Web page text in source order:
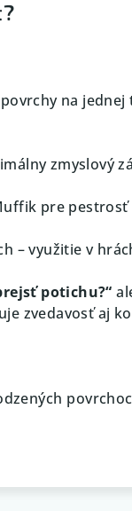
na jednej
zmyslový
pre pestrosť
– využitie v
potichu?“
zvedavosť aj